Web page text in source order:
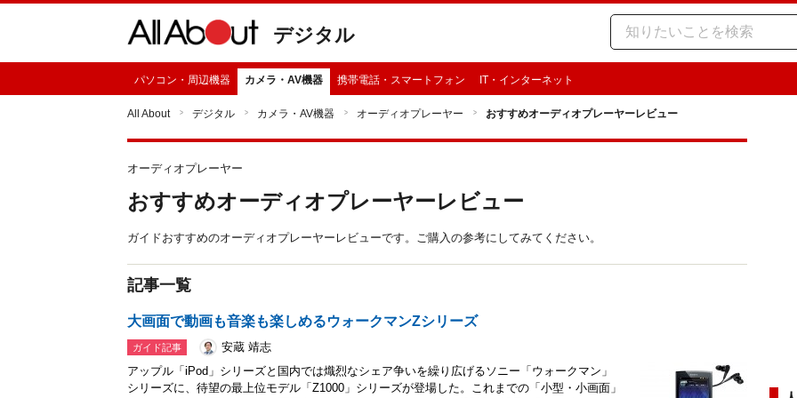
デジタル
パソコン・周辺機器 カメラ・AV機器 携帯電話・スマートフォン IT・インターネット
All About デジタル カメラ・AV機器 オーディオプレーヤー おすすめオーディオプレーヤーレビュー
オーディオプレーヤー
おすすめオーディオプレーヤーレビュー
ガイドおすすめのオーディオプレーヤーレビューです。ご購入の参考にしてみてください。
記事一覧
大画面で動画も音楽も楽しめるウォークマンZシリーズ
ガイド記事
安蔵 靖志
アップル「iPod」シリーズと国内では熾烈なシェア争いを繰り広げるソニー「ウォークマン」
シリーズに、待望の最上位モデル「Z1000」シリーズが登場した。これまでの「小型・小画面」